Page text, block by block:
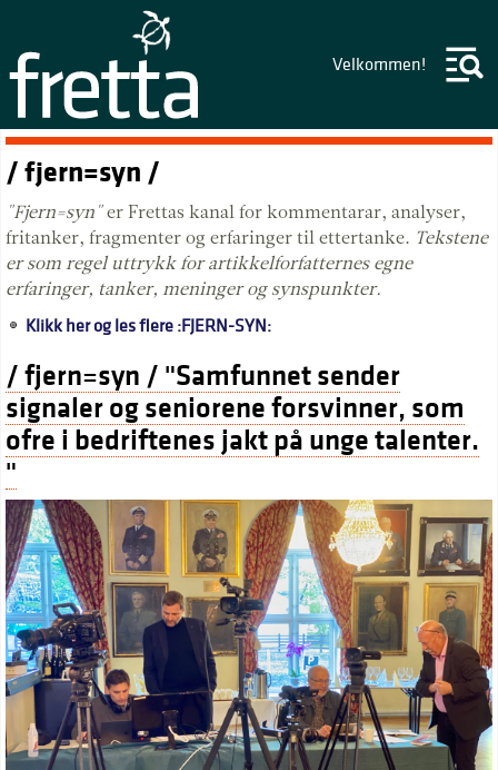
Velkommen!
/ fjern=syn /
"Fjern=syn"er Frettas kanal for kommentarar, analyser,
fritanker, fragmenter og erfaringer til ettertanke. Tekstene
er som regel uttrykk for artikkelforfatternes egne
erfaringer, tanker, meninger og synspunkter.
Klikk her og les flere :FJERN-SYN:
/ fjern=syn / "Samfunnet sender
signaler og seniorene forsvinner, som
ofre i bedriftenes jakt på unge talenter.
"